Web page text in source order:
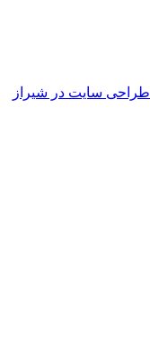
طراحی سایت در شیراز